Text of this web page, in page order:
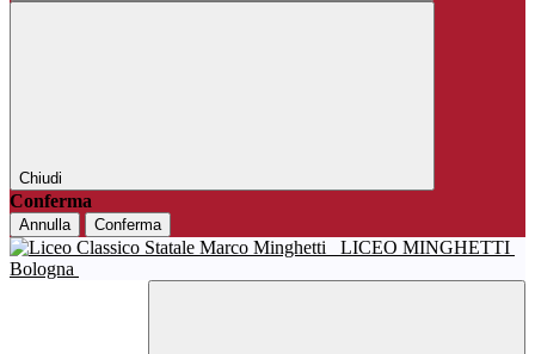
Chiudi
Conferma
Annulla Conferma
LICEO MINGHETTI
Bologna